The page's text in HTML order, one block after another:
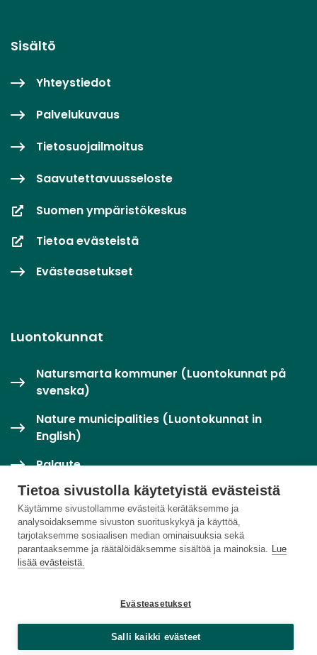
Tietoa sivustolla käytetyistä evästeistä
Käytämme sivustollamme evästeitä kerätäksemme ja
analysoidaksemme sivuston suorituskykyä ja käyttöä,
tarjotaksemme sosiaalisen median ominaisuuksia sekä
parantaaksemme ja räätälöidäksemme sisältöä ja mainoksia. Lue
lisää evästeistä.
Evästeasetukset
Salli kaikki evästeet
Sisältö
Yhteystiedot
Palvelukuvaus
Tietosuojailmoitus
Saavutettavuusseloste
Suomen ympäristökeskus
Tietoa evästeistä
Evästeasetukset
Luontokunnat
Natursmarta kommuner (Luontokunnat på
svenska)
Nature municipalities (Luontokunnat in
English)
Palaute
Twitter / X
Luontoloikka-palvelu